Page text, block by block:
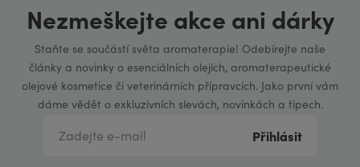
Nezmeškejte akce ani dárky
Staňte se součástí světa aromaterapie! Odebírejte naše
články a novinky o esenciálních olejích, aromaterapeutické
olejové kosmetice či veterinárních přípravcích. Jako první vám
dáme vědět o exkluzivních slevách, novinkách a tipech.
Přihlásit